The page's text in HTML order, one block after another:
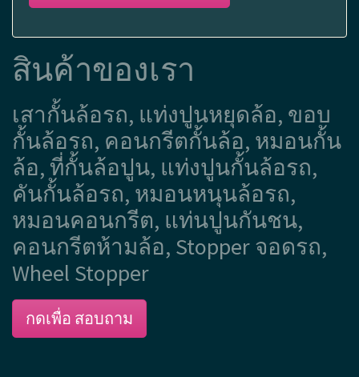
สินค้าของเรา
เสากั้นล้อรถ, แท่งปูนหยุดล้อ, ขอบ
กั้นล้อรถ, คอนกรีตกั้นล้อ, หมอนกั้น
ล้อ, ที่กั้นล้อปูน, แท่งปูนกั้นล้อรถ,
คันกั้นล้อรถ, หมอนหนุนล้อรถ,
หมอนคอนกรีต, แท่นปูนกันชน,
คอนกรีตห้ามล้อ, Stopper จอดรถ,
Wheel Stopper
กดเพื่อ สอบถาม